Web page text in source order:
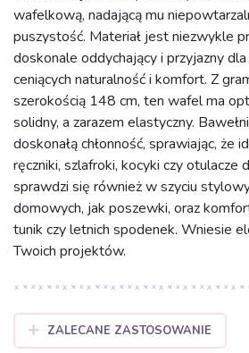
wafelkową, nadającą mu
puszystość. Materiał jest niezwykle
doskonale oddychający i przyjazny
ceniących naturalność i komfort. Z
szerokością 148 cm, ten wafel ma
solidny, a zarazem elastyczny.
doskonałą chłonność, sprawiając, że
ręczniki, szlafroki, kocyki czy otulacze
sprawdzi się również w szyciu
domowych, jak poszewki, oraz
tunik czy letnich spodenek. Wniesie
Twoich projektów.
ZALECANE ZASTOSOWANIE